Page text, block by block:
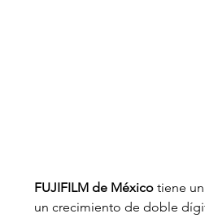
FUJIFILM de México tiene
un crecimiento de doble